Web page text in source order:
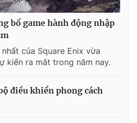
bố game hành động nhập
của Square Enix vừa
kiến ra mắt trong năm nay.
điều khiển phong cách